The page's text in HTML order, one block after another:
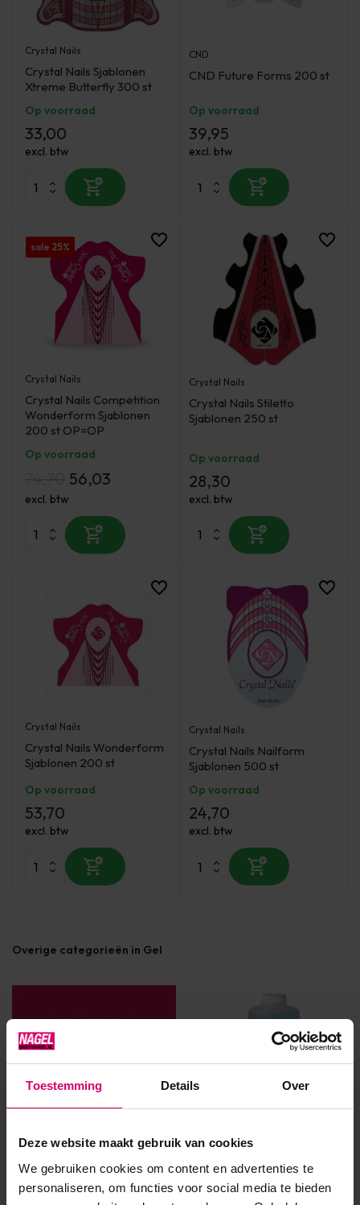
Toestemming Details Over
Deze website maakt gebruik van cookies
We gebruiken cookies om content en advertenties te
personaliseren, om functies voor social media te bieden
Crystal Nails
Crystal Nails Sjablonen
Xtreme Butterfly 300 st
Op voorraad
33,00
excl. btw
CND
CND Future Forms 200 st
Op voorraad
39,95
excl. btw
sale 25%
Crystal Nails
Crystal Nails Competition
Wonderform Sjablonen
200 st OP=OP
Op voorraad
56,03
excl. btw
Crystal Nails
Crystal Nails Stiletto
Sjablonen 250 st
Op voorraad
28,30
excl. btw
Crystal Nails
Crystal Nails Wonderform
Sjablonen 200 st
Op voorraad
53,70
excl. btw
Crystal Nails
Crystal Nails Nailform
Sjablonen 500 st
Op voorraad
24,70
excl. btw
Overige categorieën in Gel
Gelnagels primer Gel cleanser